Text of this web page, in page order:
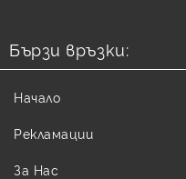
Бързи връзки:
Начало
Рекламации
За Нас